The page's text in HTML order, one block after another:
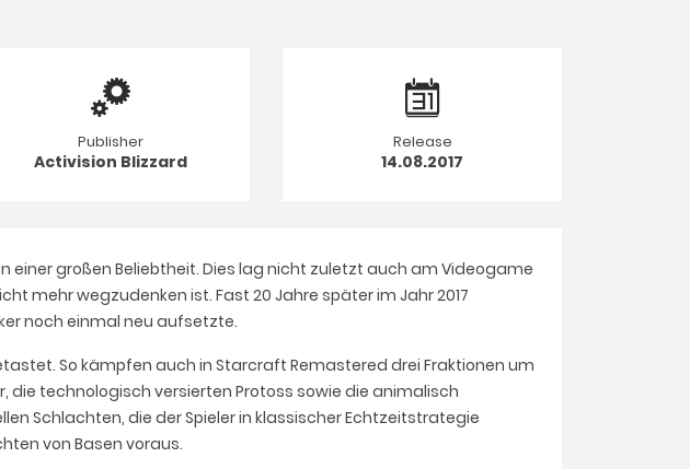
Publisher
Activision Blizzard
Release
14.08.2017
einer großen Beliebtheit. Dies lag nicht zuletzt auch am Videogame
mehr wegzudenken ist. Fast 20 Jahre später im Jahr 2017
noch einmal neu aufsetzte.
So kämpfen auch in Starcraft Remastered drei Fraktionen um
die technologisch versierten Protoss sowie die animalisch
Schlachten, die der Spieler in klassischer Echtzeitstrategie
von Basen voraus.